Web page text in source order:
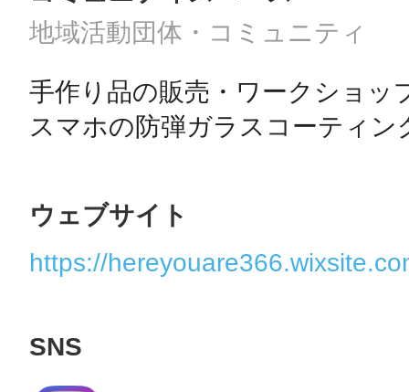
地域活動団体・コミュニティ
手作り品の販売・ワークショッ
スマホの防弾ガラスコーティン
ウェブサイト
https://
SNS